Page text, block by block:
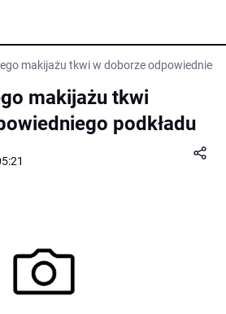
makijażu tkwi w doborze
makijażu tkwi
podkładu